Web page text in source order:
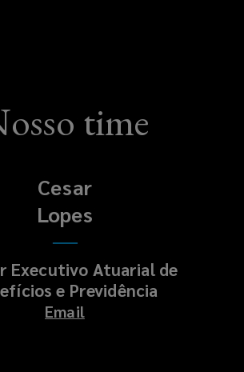
time
Cesar
Lopes
Executivo Atuarial de
e Previdência
Email